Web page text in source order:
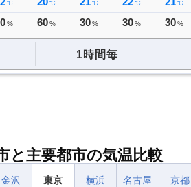
℃
%
℃
60 %
℃
30 %
℃
30%
℃
30%
1時間毎
と主要都市の気温比較
金沢 東京 横浜 名古屋 京都